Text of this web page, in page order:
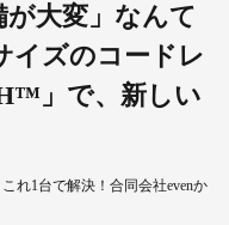
が大変」なんて
イズのコードレ
」で、新しい
れ1台で解決！合同会社evenか